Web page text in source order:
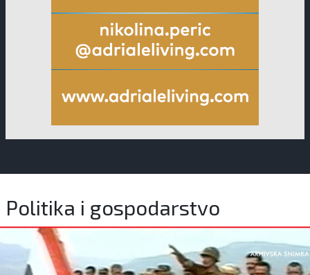
Politika i gospodarstvo